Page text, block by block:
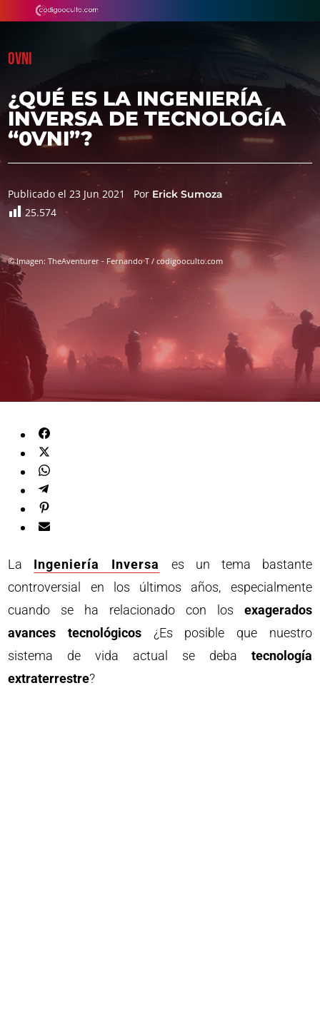
OVNI
¿QUÉ ES LA INGENIERÍA
INVERSA DE TECNOLOGÍA
“0VNI”?
Publicado el 23 Jun 2021 Por Erick Sumoza
25.574
© Imagen: TheAventurer - Fernando T / codigooculto.com
La Ingeniería Inversa
es un tema bastante
controversial en los últimos años, especialmente
cuando se ha relacionado con los exagerados
avances tecnológicos¿Es posible que nuestro
sistema de vida actual se deba tecnología
extraterrestre?